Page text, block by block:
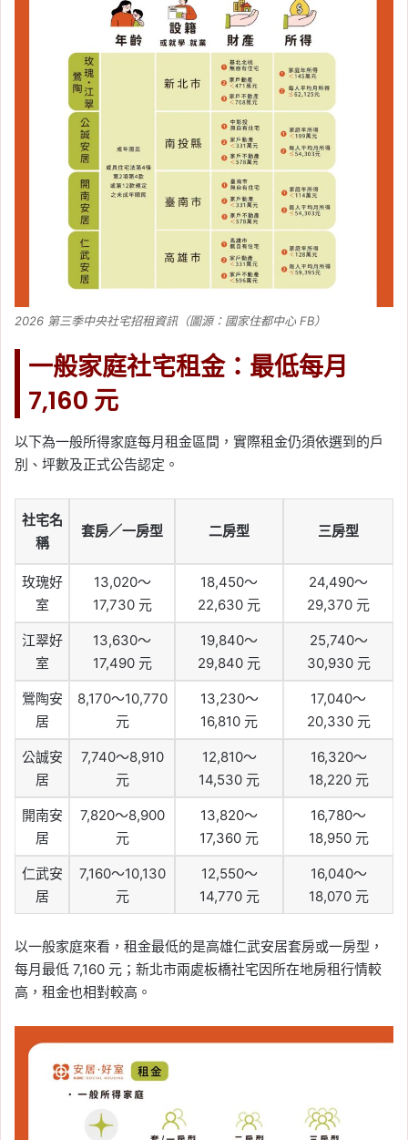
2026 第三季中央社宅招租資訊（圖源：國家住都中心 FB）
一般家庭社宅租金：最低每月
7,160 元
以下為一般所得家庭每月租金區間，實際租金仍須依選到的戶
別、坪數及正式公告認定。
社宅名
稱
套房／一房型 二房型 三房型
玫瑰好
室
13,020～
17,730 元
18,450～
22,630 元
24,490～
29,370 元
江翠好
室
13,630～
17,490 元
19,840～
29,840 元
25,740～
30,930 元
鶯陶安
居
8,170～10,770
元
13,230～
16,810 元
17,040～
20,330 元
公誠安
居
7,740～8,910
元
12,810～
14,530 元
16,320～
18,220 元
開南安
居
7,820～8,900
元
13,820～
17,360 元
16,780～
18,950 元
仁武安
居
7,160～10,130
元
12,550～
14,770 元
16,040～
18,070 元
以一般家庭來看，租金最低的是高雄仁武安居套房或一房型，
每月最低 7,160 元；新北市兩處板橋社宅因所在地房租行情較
高，租金也相對較高。